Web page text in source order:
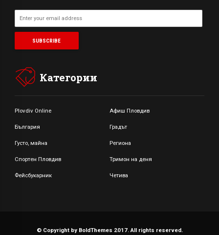
Категории
Plovdiv Online Афиш Пловдив
България Градът
Густо, майна Региона
Спортен Пловдив Тримон на деня
Фейсбукарник Четива
© Copyright by BoldThemes 2017. All rights reserved.